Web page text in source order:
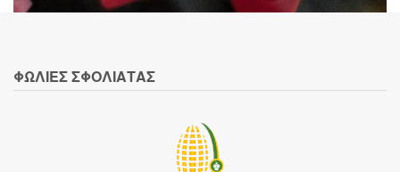
ΦΩΛΙΕΣ ΣΦΟΛΙΑΤΑΣ